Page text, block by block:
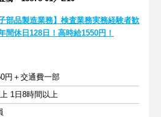
子部品製造業務】検査業務実務経験者歓
間休日128日！高時給1550円！
円＋交通費一部
1日8時間以上